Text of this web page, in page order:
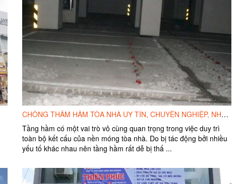
CHỐNG THẤM HẦM TÒA NHÀ UY TÍN, CHUYÊN NGHIỆP, NHANH CHÓNG, GIÁ CẢ HỢP LÝ
Tầng hầm có một vai trò vô cùng quan trọng trong việc duy trì
toàn bộ kết cấu của nền móng tòa nhà. Do bị tác động bởi nhiều
yếu tố khác nhau nên tầng hầm rất dễ bị thấ ...